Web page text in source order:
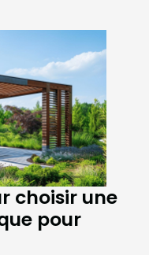
choisir une
pour